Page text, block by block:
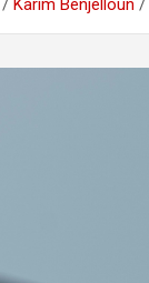
Karim Benjelloun